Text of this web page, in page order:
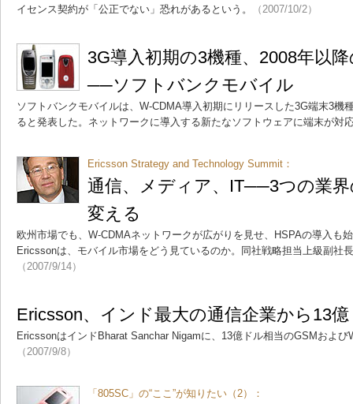
イセンス契約が「公正でない」恐れがあるという。
（2007/10/2）
3G導入初期の3機種、2008年以
──ソフトバンクモバイル
ソフトバンクモバイルは、W-CDMA導入初期にリリースした3G端末3機
ると発表した。ネットワークに導入する新たなソフトウェアに端末が対
Ericsson Strategy and Technology Summit：
通信、メディア、IT──3つの業
変える
欧州市場でも、W-CDMAネットワークが広がりを見せ、HSPAの導入も
Ericssonは、モバイル市場をどう見ているのか。同社戦略担当上級副社
（2007/9/14）
Ericsson、インド最大の通信企業から13
EricssonはインドBharat Sanchar Nigamに、13億ドル相当のGSMおよ
（2007/9/8）
「805SC」の“ここ”が知りたい（2）：